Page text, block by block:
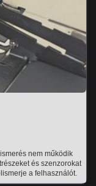
nem működik
és szenzorokat
a felhasználót.